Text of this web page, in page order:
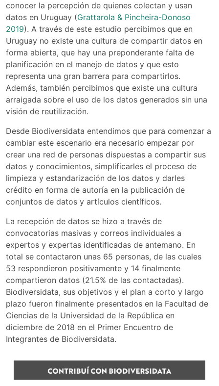
conocer la percepción de quienes colectan y usan
datos en Uruguay (Grattarola & Pincheira-Donoso
2019). A través de este estudio percibimos que en
Uruguay no existe una cultura de compartir datos en
forma abierta, que hay una preponderante falta de
planificación en el manejo de datos y que esto
representa una gran barrera para compartirlos.
Además, también percibimos que existe una cultura
arraigada sobre el uso de los datos generados sin una
visión de reutilización.
Desde Biodiversidata entendimos que para comenzar a
cambiar este escenario era necesario empezar por
crear una red de personas dispuestas a compartir sus
datos y conocimientos, simplificarles el proceso de
limpieza y estandarización de los datos y darles
crédito en forma de autoría en la publicación de
conjuntos de datos y artículos científicos.
La recepción de datos se hizo a través de
convocatorias masivas y correos individuales a
expertos y expertas identificadas de antemano. En
total se contactaron unas 65 personas, de las cuales
53 respondieron positivamente y 14 finalmente
compartieron datos (21.5% de las contactadas).
Biodiversidata, sus objetivos y el plan a corto y largo
plazo fueron finalmente presentados en la Facultad de
Ciencias de la Universidad de la República en
diciembre de 2018 en el Primer Encuentro de
Integrantes de Biodiversidata.